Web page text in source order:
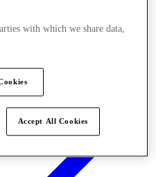
with which we share data,
Accept All Cookies